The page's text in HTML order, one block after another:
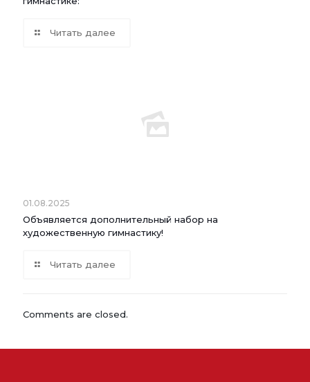
Читать далее
01.08.2025
Объявляется дополнительный набор на
художественную гимнастику!
Читать далее
Comments are closed.